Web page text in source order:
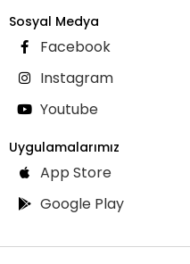
Sosyal Medya
Facebook
Instagram
Youtube
Uygulamalarımız
App Store
Google Play